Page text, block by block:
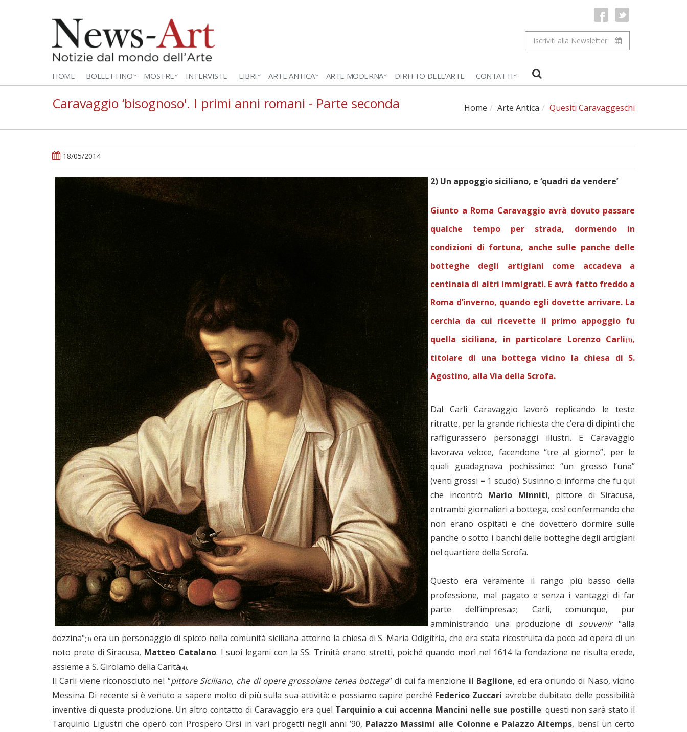
Iscriviti alla Newsletter
HOME BOLLETTINO MOSTRE INTERVISTE LIBRI ARTE ANTICA ARTE MODERNA DIRITTO DELL'ARTE CONTATTI
Caravaggio ‘bisognoso'. I primi anni romani - Parte seconda Home Arte Antica Quesiti Caravaggeschi
18/05/2014
2) Un appoggio siciliano, e ‘quadri da vendere’
Giunto a Roma Caravaggio avrà dovuto passare
qualche tempo per strada, dormendo in
condizioni di fortuna, anche sulle panche delle
botteghe degli artigiani come accadeva a
centinaia di altri immigrati. E avrà fatto freddo a
Roma d’inverno, quando egli dovette arrivare. La
cerchia da cui ricevette il primo appoggio fu
quella siciliana, in particolare Lorenzo Carli(1),
titolare di una bottega vicino la chiesa di S.
Agostino, alla Via della Scrofa.
Dal Carli Caravaggio lavorò replicando le teste
ritratte, per la grande richiesta che c’era di dipinti che
raffigurassero personaggi illustri. E Caravaggio
lavorava veloce, facendone “tre al giorno”, per le
quali guadagnava pochissimo: “un grosso l’una”
(venti grossi = 1 scudo). Susinno ci informa che fu qui
che incontrò Mario Minniti, pittore di Siracusa,
entrambi giornalieri a bottega, così confermando che
non erano ospitati e che dovettero dormire sulle
panche o sotto i banchi delle botteghe degli artigiani
nel quartiere della Scrofa.
Questo era veramente il rango più basso della
professione, mal pagato e senza i vantaggi di far
parte dell’impresa(2). Carli, comunque, pur
amministrando una produzione di souvenir"alla
dozzina"(3) era un personaggio di spicco nella comunità siciliana attorno la chiesa di S. Maria Odigitria, che era stata ricostruita da poco ad opera di un
noto prete di Siracusa, Matteo Catalano. I suoi legami con la SS. Trinità erano stretti, poiché quando morì nel 1614 la fondazione ne risulta erede,
assieme a S. Girolamo della Carità(4).
Il Carli viene riconosciuto nel “pittore Siciliano, che di opere grossolane tenea bottega” di cui fa menzione il Baglione, ed era oriundo di Naso, vicino
Messina. Di recente si è venuto a sapere molto di più sulla sua attività: e possiamo capire perché Federico Zuccari avrebbe dubitato delle possibilità
inventive di questa produzione. Un altro contatto di Caravaggio era quel Tarquinio a cui accenna Mancini nelle sue postille: questi non sarà stato il
Tarquinio Ligustri che operò con Prospero Orsi in vari progetti negli anni ’90, Palazzo Massimi alle Colonne e Palazzo Altemps, bensì un certo